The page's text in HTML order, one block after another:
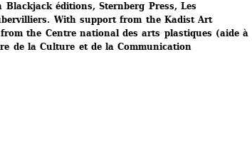
Blackjack éditions, Sternberg Press, Les
With support from the Kadist Art
the Centre national des arts plastiques (aide à
de la Culture et de la Communication